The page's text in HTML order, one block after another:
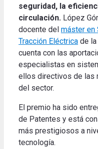
seguridad, la
circulación. López
docente del máster en
Tracción Eléctrica de la
cuenta con las
especialistas en
ellos directivos de las
del sector.
El premio ha sido
de Patentes y está
más prestigiosos a
tecnología.